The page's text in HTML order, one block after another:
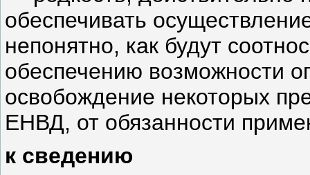
обеспечивать
непонятно, как будут
обеспечению возможности
освобождение некоторых
ЕНВД, от обязанности
к сведению